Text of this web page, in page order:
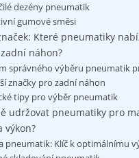
dezény pneumatik
gumové směsi
Které pneumatiky
náhon?
‍správného výběru⁤ pneumatik
značky pro ⁤zadní‍ náhon
⁤tipy pro výběr pneumatik
udržovat ⁣pneumatiky pro⁢
výkon?
pneumatik: Klíč k optimálnímu